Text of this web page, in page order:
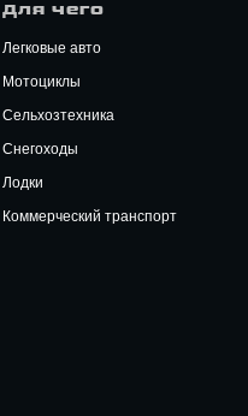
Для чего
Легковые авто
Мотоциклы
Сельхозтехника
Снегоходы
Лодки
Коммерческий транспорт